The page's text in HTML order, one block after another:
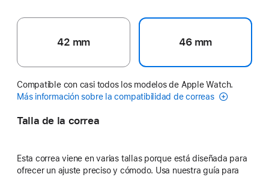
42 mm 46 mm
Compatible con casi todos los modelos de Apple Watch.
Más información sobre la compatibilidad de correas
Talla de la correa
Esta correa viene en varias tallas porque está diseñada para
ofrecer un ajuste preciso y cómodo. Usa nuestra guía para